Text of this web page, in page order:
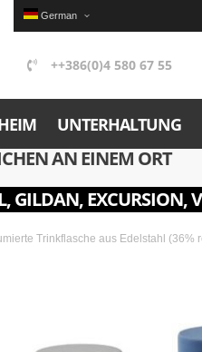
German
++386(0)4 580 67 55
UNTERHALTUNG
AN EINEM ORT
GILDAN, EXCURSION,
Trinkflasche aus Edelstahl (36%